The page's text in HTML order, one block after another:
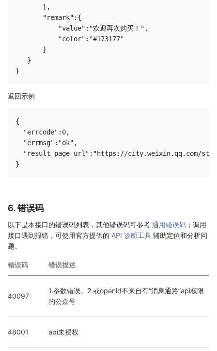
       },
       "remark":{
           "value":"欢迎再次购买！",
           "color":"#173177"
       }
   }
返回示例
{
  "errcode":0,
  "errmsg":"ok",
"result_page_url":"https://city.weixin.qq.com/
6. 错误码
以下是本接口的错误码列表，其他错误码可参考 通用错误码 ；调用
接口遇到报错，可使用官方提供的 API 诊断工具 辅助定位和分析问
题。
错误码 错误描述
40097
1.参数错误。2.或openid不来自有“消息通路”api权限
的公众号
48001 api未授权